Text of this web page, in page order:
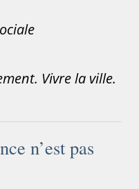
Vivre la ville.
n’est pas